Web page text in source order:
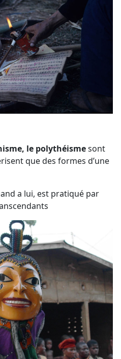
le polythéismesont
que des formes d’une
a lui, est pratiqué par